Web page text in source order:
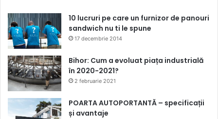
10 lucruri pe care un furnizor de panouri
sandwich nu ti le spune
17 decembrie 2014
Bihor: Cum a evoluat piața industrială
în 2020-2021?
2 februarie 2021
POARTA AUTOPORTANTĂ – specificații
și avantaje